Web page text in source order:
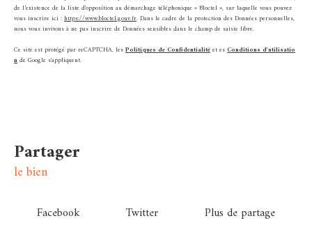
de l’existence de la liste d'opposition au démarchage téléphonique « Bloctel », sur laquelle vous pouvez
vous inscrire ici :https://www.bloctel.gouv.fr. Dans le cadre de la protection des Données personnelles,
nous vous invitons à ne pas inscrire de Données sensibles dans le champ de saisie libre.
Ce site est protégé par reCAPTCHA, lesPolitiques de Confidentialitéet esConditions d'utilisatio
nde Google s'appliquent.
partager
le bien
Facebook Twitter Plus de partage